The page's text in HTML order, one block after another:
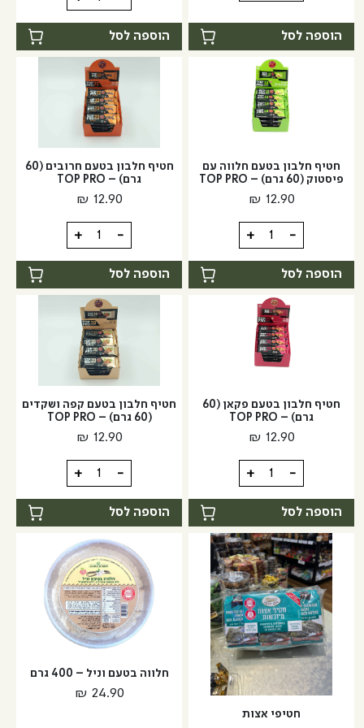
של
חומץ
בלסמי
מצומצם
הוספה לסל
של
חומץ
תפוחים
אורגני
ביוטרנטינו
הוספה לסל
חטיף חלבון בטעם חלווה עם
פיסטוק (60 גרם) – TOP PRO
₪ 12.90
-
כמות
של
חטיף
חלבון
בטעם
חלווה
עם
פיסטוק
גרם)
+
הוספה לסל
חטיף חלבון בטעם חרובים (60
גרם) – TOP PRO
₪ 12.90
-
כמות
של
חטיף
חלבון
בטעם
חרובים
(60
גרם)
-
TOP
PRO
+
הוספה לסל
חטיף חלבון בטעם פקאן (60
גרם) – TOP PRO
₪ 12.90
-
כמות
של
חטיף
חלבון
בטעם
פקאן
(60
גרם)
-
TOP
PRO
+
הוספה לסל
חטיף חלבון בטעם קפה ושקדים
(60 גרם) – TOP PRO
₪ 12.90
-
כמות
של
חטיף
חלבון
בטעם
קפה
ושקדים
(60
גרם)
-
+
הוספה לסל
חטיפי אצות
חלווה בטעם וניל – 400 גרם
₪ 24.90